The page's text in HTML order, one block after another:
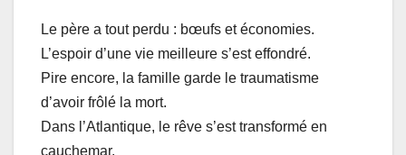
Le père a tout perdu : bœufs et économies.
L’espoir d’une vie meilleure s’est effondré.
Pire encore, la famille garde le traumatisme
d’avoir frôlé la mort.
Dans l’Atlantique, le rêve s’est transformé en
cauchemar.